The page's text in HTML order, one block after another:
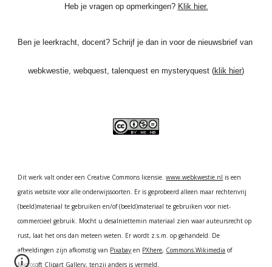
Heb je vragen op opmerkingen? Klik hier.
Ben je leerkracht, docent? Schrijf je dan in voor de nieuwsbrief van
webkwestie, webquest, talenquest en mysteryquest (klik hier)
Dit werk valt onder een Creative Commons licensie. www.webkwestie.nl is een
gratis website voor alle onderwijssoorten. Er is geprobeerd alleen maar rechtenvrij
(beeld)materiaal te gebruiken en/of (beeld)materiaal te gebruiken voor niet-
commercieel gebruik. Mocht u desalniettemin materiaal zien waar auteursrecht op
rust, laat het ons dan meteen weten. Er wordt z.s.m. op gehandeld. De
afbeeldingen zijn afkomstig van Pixabay en PXhere, Commons.Wikimedia of
Microsoft Clipart Gallery, tenzij anders is vermeld.